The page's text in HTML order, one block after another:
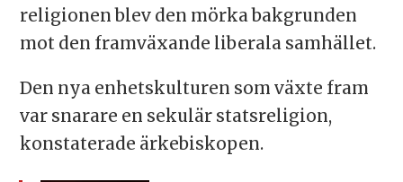
religionen blev den mörka bakgrunden
mot den framväxande liberala samhället.
Den nya enhetskulturen som växte fram
var snarare en sekulär statsreligion,
konstaterade ärkebiskopen.